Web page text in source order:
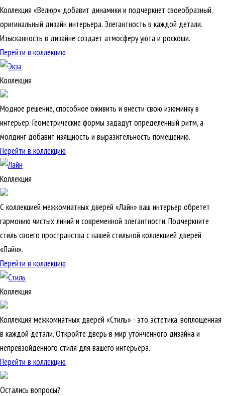
Коллекция «Велюр» добавит динамики и подчеркнет своеобразный,
оригинальный дизайн интерьера. Элегантность в каждой детали.
Изысканность в дизайне создает атмосферу уюта и роскоши.
Перейти в коллекцию
Коллекция
Модное решение, способное оживить и внести свою изюминку в
интерьер. Геометрические формы зададут определенный ритм, а
молдинг добавит изящность и выразительность помещению.
Перейти в коллекцию
Коллекция
С коллекцией межкомнатных дверей «Лайн» ваш интерьер обретет
гармонию чистых линий и современной элегантности. Подчеркните
стиль своего пространства с нашей стильной коллекцией дверей
«Лайн».
Перейти в коллекцию
Коллекция
Коллекция межкомнатных дверей «Стиль» - это эстетика, воплощенная
в каждой детали. Откройте дверь в мир утонченного дизайна и
непревзойденного стиля для вашего интерьера.
Перейти в коллекцию
Остались вопросы?